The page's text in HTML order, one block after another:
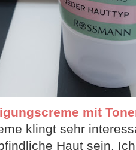
mit
klingt sehr
Haut sein.